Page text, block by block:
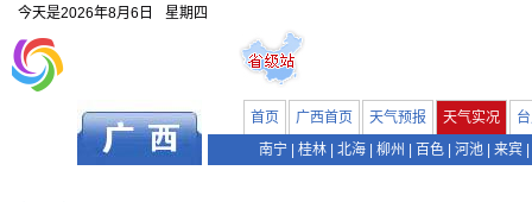
今天是2026年8月6日 星期四
首页 广西首页 天气预报 天气实况
南宁
桂林 北海 柳州 百色 河池 来宾